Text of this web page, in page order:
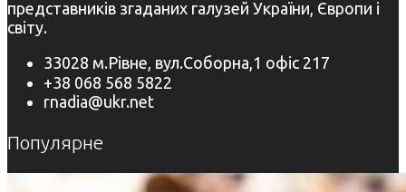
представників згаданих галузей України, Європи і
світу.
33028 м.Рівне, вул.Соборна,1 офіс 217
+38 068 568 5822
rnadia@ukr.net
Популярне